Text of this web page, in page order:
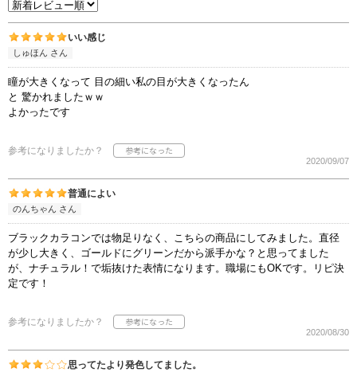
いい感じ
しゅほん さん
瞳が大きくなって 目の細い私の目が大きくなったん
と 驚かれましたｗｗ
よかったです
参考になりましたか？
2020/09/07
普通によい
のんちゃん さん
ブラックカラコンでは物足りなく、こちらの商品にしてみました。直径
が少し大きく、ゴールドにグリーンだから派手かな？と思ってました
が、ナチュラル！で垢抜けた表情になります。職場にもOKです。リピ決
定です！
参考になりましたか？
2020/08/30
思ってたより発色してました。